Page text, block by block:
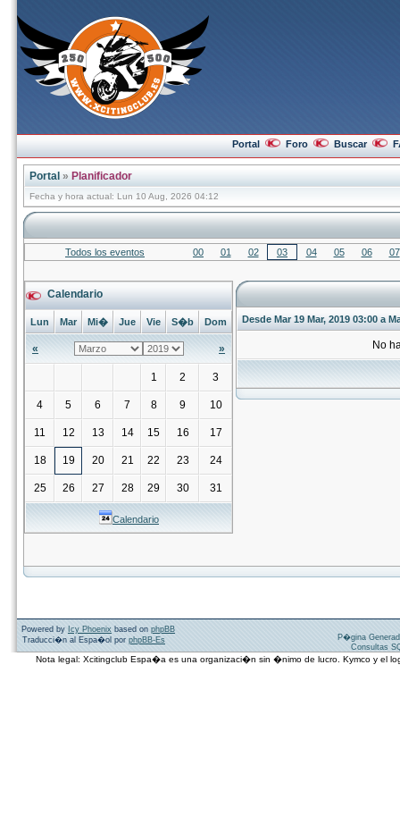
Portal Foro Buscar
Portal » Planificador
Fecha y hora actual: Lun 10 Aug, 2026 04:12
Todos los eventos 00 01 02 03 04 05 06 07
Calendario
Lun Mar Mi� Jue Vie S�b Dom
« »
1 2 3
4 5 6 7 8 9 10
11 12 13 14 15 16 17
18 19 20 21 22 23 24
25 26 27 28 29 30 31
Calendario
Desde Mar 19 Mar, 2019 03:00 a
No
Powered by Icy Phoenix based on phpBB
Traducci�n al Espa�ol por phpBB-Es
P�gina
Consultas
Nota legal: Xcitingclub Espa�a es una organizaci�n sin �nimo de lucro. Kymco y el